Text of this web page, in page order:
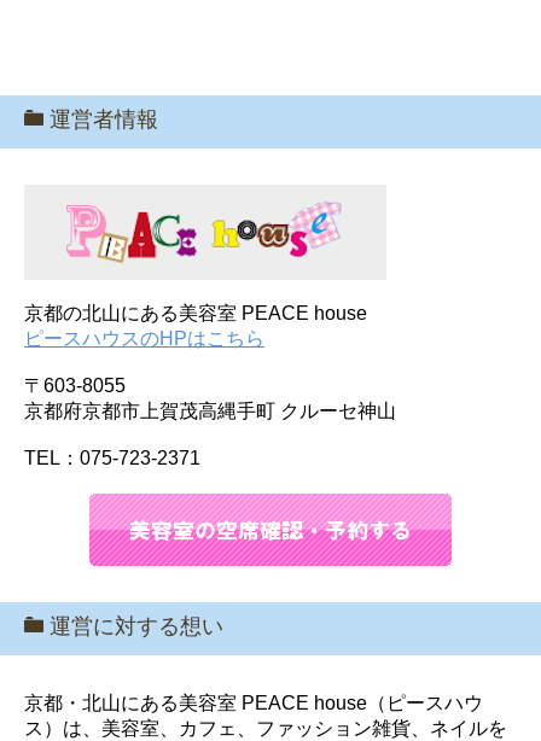
運営者情報
京都の北山にある美容室 PEACE house
ピースハウスのHPはこちら
〒603-8055
京都府京都市上賀茂高縄手町 クルーセ神山
TEL：075-723-2371
運営に対する想い
京都・北山にある美容室 PEACE house（ピースハウ
ス）は、美容室、カフェ、ファッション雑貨、ネイルを